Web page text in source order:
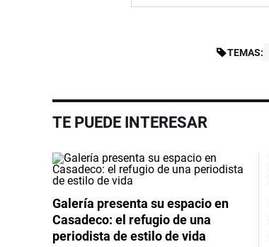
TEMAS:
TE PUEDE INTERESAR
Galería presenta su espacio en
Casadeco: el refugio de una
periodista de estilo de vida